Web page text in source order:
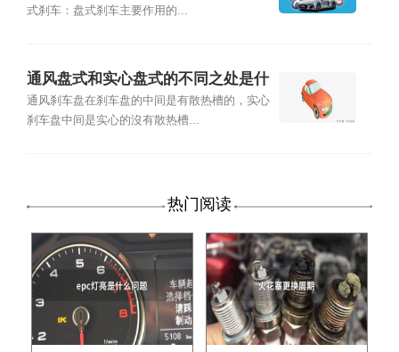
式刹车：盘式刹车主要作用的...
通风盘式和实心盘式的不同之处是什
么
通风刹车盘在刹车盘的中间是有散热槽的，实心
刹车盘中间是实心的沒有散热槽...
热门阅读